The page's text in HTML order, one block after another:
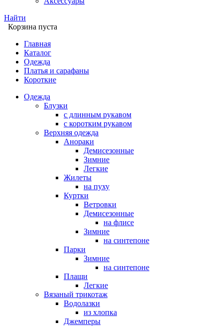
Найти
Корзина пуста
Главная
Каталог
Одежда
Платья и сарафаны
Короткие
Одежда
Блузки
с длинным рукавом
с коротким рукавом
Верхняя одежда
Анораки
Демисезонные
Зимние
Легкие
Жилеты
на пуху
Куртки
Ветровки
Демисезонные
на флисе
Зимние
на синтепоне
Парки
Зимние
на синтепоне
Плащи
Легкие
Вязаный трикотаж
Водолазки
из хлопка
Джемперы